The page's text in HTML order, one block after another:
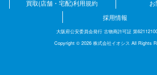
買取(店舗・宅配)利用規約
採用情報
大阪府公安委員会発行 古物商許可証 第
Copyright © 2026 株式会社イオシス All Rights